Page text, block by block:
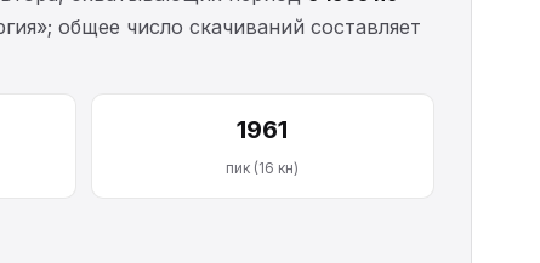
общее число скачиваний составляет
1961
пик (16 кн)